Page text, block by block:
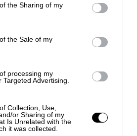
or usage behaviour. You may click to
Google and its third-party tags to
specified purposes in below Google
the Sharing of my
the Sale of my
processing my
Advertising.
Collection, Use,
or Sharing of my
Is Unrelated with the
it was collected.